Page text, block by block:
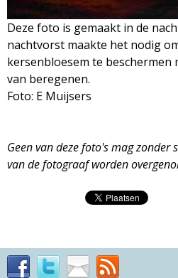
a
g
a
i
Deze foto is gemaakt in de
nachtvorst maakte het nodig
kersenbloesem te
van beregenen.
Foto: E Muijsers
Geen van deze foto's mag
van de fotograaf worden